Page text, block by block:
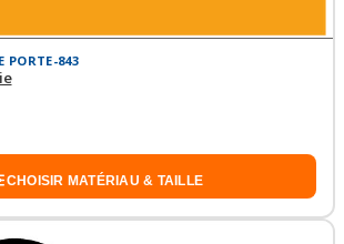
PORTE-843
CHOISIR MATÉRIAU & TAILLE